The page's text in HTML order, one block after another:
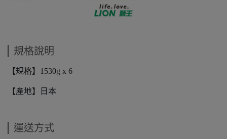
規格說明
【規格】1530g x 6
【產地】日本
運送方式